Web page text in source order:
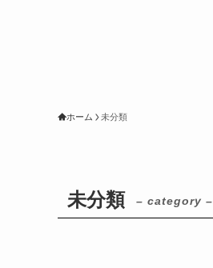
ホーム 未分類
未分類 – category –